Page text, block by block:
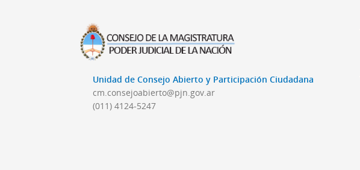
Unidad de Consejo Abierto y Participación Ciudadana
cm.consejoabierto@pjn.gov.ar
(011) 4124-5247